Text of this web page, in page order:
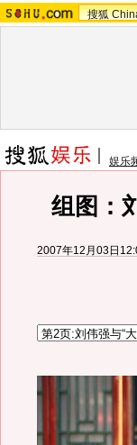
搜狐
娱乐
组图：
2007年12月03日